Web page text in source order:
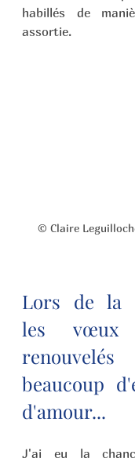
habillés de
assortie.
© Claire
Lors de la
les
beaucoup
d'amour...
J'ai eu la